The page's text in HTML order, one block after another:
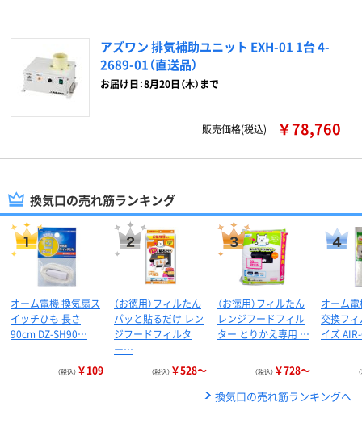
アズワン 排気補助ユニット EXH-01 1台 4-
2689-01（直送品）
お届け日：8月20日（木）まで
販売価格(税込) ￥78,760
換気口の売れ筋ランキング
オーム電機 換気扇ス
イッチひも 長さ
90cm DZ-SH90…
（税込） ￥109
（お徳用）フィルたん
パッと貼るだけ レン
ジフードフィルタ
ー…
（税込） ￥528～
（お徳用）フィルたん
レンジフードフィル
ター とりかえ専用 …
（税込） ￥728～
オーム
交換フ
イズ
換気口の売れ筋ランキングへ